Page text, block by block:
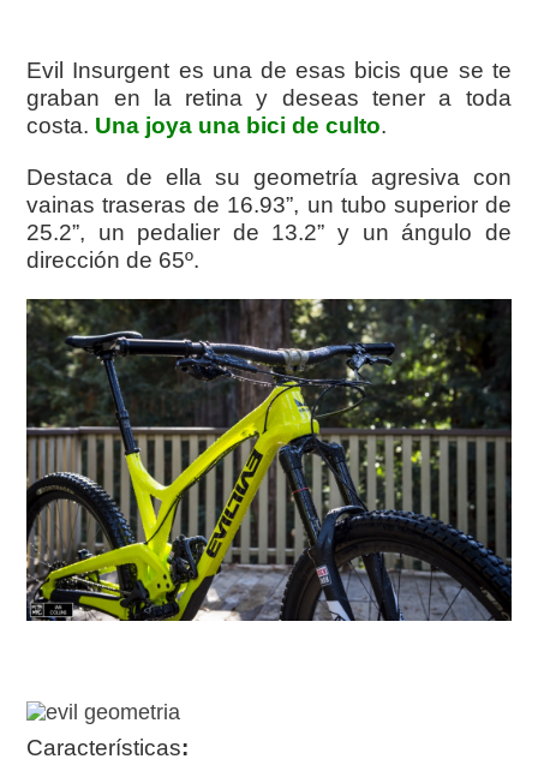
Evil Insurgent es una de esas bicis que se te
graban en la retina y deseas tener a toda
costa. Una joya una bici de culto.
Destaca de ella su geometría agresiva con
vainas traseras de 16.93”, un tubo superior de
25.2”, un pedalier de 13.2” y un ángulo de
dirección de 65º.
Características: